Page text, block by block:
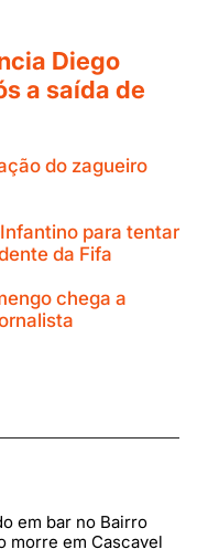
Diego
a saída de
do zagueiro
para tentar
da Fifa
chega a
em bar no Bairro
morre em Cascavel